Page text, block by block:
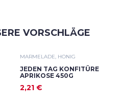
VORSCHLÄGE
MARMELADE, HONIG
JEDEN TAG KONFITÜRE
APRIKOSE 450G
2,21 €